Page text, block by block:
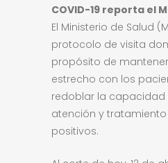
COVID-19 reporta el
El Ministerio de Salud
protocolo de visita
propósito de
estrecho con los
redoblar la capacidad
atención y tratamiento
positivos.